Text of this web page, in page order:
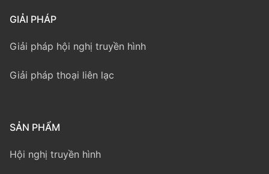
GIẢI PHÁP
Giải pháp hội nghị truyền hình
Giải pháp thoại liên lạc
SẢN PHẨM
Hội nghị truyền hình